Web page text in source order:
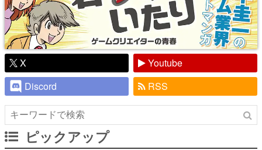
X
Youtube
Discord
RSS
ピックアップ